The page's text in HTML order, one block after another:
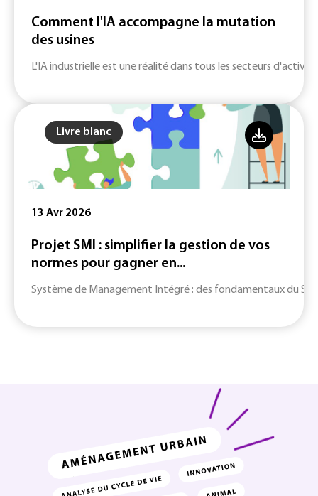
Comment l'IA accompagne la mutation
des usines
L'IA industrielle est une réalité dans tous les secteurs
Livre blanc
13 Avr 2026
Projet SMI : simplifier la gestion de vos
normes pour gagner en...
Système de Management Intégré : des fondamentaux du